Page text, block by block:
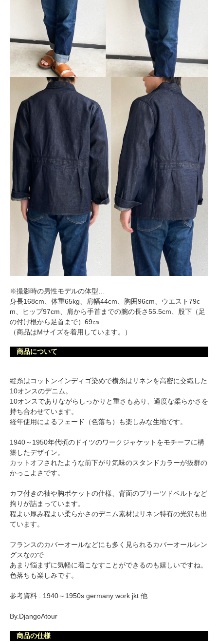
※撮影時の男性モデルの体型…
身長168cm、体重65kg、肩幅44cm、胸囲96cm、ウエスト79c
m、ヒップ97cm、肩から手首までの腕の長さ55.5cm、股下（足
の付け根から足首まで）69㎝
（商品はMサイズを着用しています。）
商品について
縦糸はコットンインディゴ染めで横糸はリネンを高密に交織した
10オンスのデニム。
10オンスでありながらしっかりと重さもあり、適度な柔らかさを
持ち合わせています。
経年使用によるフェード（色落ち）も楽しみな生地です。
1940～1950年代頃のドイツのワークジャケットをモチーフに構
築したデザイン。
カットオフされたような前下がり気味のスタンドカラーが抜群の
かっこよさです。
カフ付きの袖や胸ポケットの仕様、背面のプリーツドベルトなど
拘りが詰まっています。
程よい厚み程よい柔らかさのデニム素材はリネン特有の光沢も出
ています。
フランスのカバーオールなどにも多く見られるカバーオールレン
グスなので
あまり悩まずに気軽に着こなすことができるのも嬉しいですね。
色落ちも楽しみです。
参考資料 : 1940～1950s germany work jkt 他
By.DjangoAtour
商品の仕様